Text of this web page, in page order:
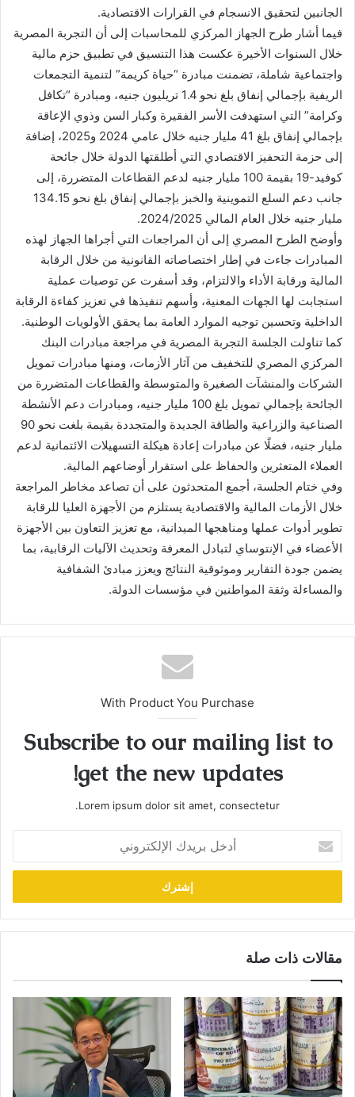
الجانبين لتحقيق الانسجام في القرارات الاقتصادية.
فيما أشار طرح الجهاز المركزي للمحاسبات إلى أن التجربة المصرية
خلال السنوات الأخيرة عكست هذا التنسيق في تطبيق حزم مالية
واجتماعية شاملة، تضمنت مبادرة “حياة كريمة” لتنمية التجمعات
الريفية بإجمالي إنفاق بلغ نحو 1.4 تريليون جنيه، ومبادرة “تكافل
وكرامة” التي استهدفت الأسر الفقيرة وكبار السن وذوي الإعاقة
بإجمالي إنفاق بلغ 41 مليار جنيه خلال عامي 2024 و2025، إضافة
إلى حزمة التحفيز الاقتصادي التي أطلقتها الدولة خلال جائحة
كوفيد-19 بقيمة 100 مليار جنيه لدعم القطاعات المتضررة، إلى
جانب دعم السلع التموينية والخبز بإجمالي إنفاق بلغ نحو 134.15
مليار جنيه خلال العام المالي 2024/2025.
وأوضح الطرح المصري إلى أن المراجعات التي أجراها الجهاز لهذه
المبادرات جاءت في إطار اختصاصاته القانونية من خلال الرقابة
المالية ورقابة الأداء والالتزام، وقد أسفرت عن توصيات عملية
استجابت لها الجهات المعنية، وأسهم تنفيذها في تعزيز كفاءة الرقابة
الداخلية وتحسين توجيه الموارد العامة بما يحقق الأولويات الوطنية.
كما تناولت الجلسة التجربة المصرية في مراجعة مبادرات البنك
المركزي المصري للتخفيف من آثار الأزمات، ومنها مبادرات تمويل
الشركات والمنشآت الصغيرة والمتوسطة والقطاعات المتضررة من
الجائحة بإجمالي تمويل بلغ 100 مليار جنيه، ومبادرات دعم الأنشطة
الصناعية والزراعية والطاقة الجديدة والمتجددة بقيمة بلغت نحو 90
مليار جنيه، فضلًا عن مبادرات إعادة هيكلة التسهيلات الائتمانية لدعم
العملاء المتعثرين والحفاظ على استقرار أوضاعهم المالية.
وفي ختام الجلسة، أجمع المتحدثون على أن تصاعد مخاطر المراجعة
خلال الأزمات المالية والاقتصادية يستلزم من الأجهزة العليا للرقابة
تطوير أدوات عملها ومناهجها الميدانية، مع تعزيز التعاون بين الأجهزة
الأعضاء في الإنتوساي لتبادل المعرفة وتحديث الآليات الرقابية، بما
يضمن جودة التقارير وموثوقية النتائج ويعزز مبادئ الشفافية
والمساءلة وثقة المواطنين في مؤسسات الدولة.
With Product You Purchase
Subscribe to our mailing list to
get the new updates!
Lorem ipsum dolor sit amet, consectetur.
بريدك
الإلكتروني
مقالات ذات صلة